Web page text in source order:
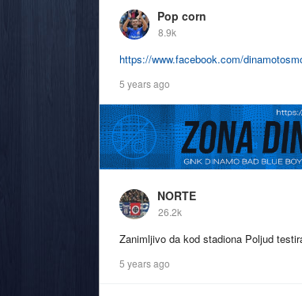
Pop corn
8.9k
https://www.facebook.com/
5 years ago
NORTE
26.2k
Zanimljivo da kod stadiona Poljud
5 years ago